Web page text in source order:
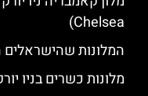
Chelsea)
המלונות שהישראלים
מלונות כשרים בניו